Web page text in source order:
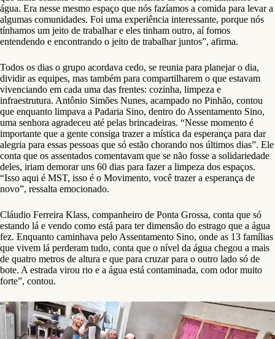
água. Era nesse mesmo espaço que nós fazíamos a comida para levar a
algumas comunidades. Foi uma experiência interessante, porque nós
tínhamos um jeito de trabalhar e eles tinham outro, aí fomos
entendendo e encontrando o jeito de trabalhar juntos”, afirma.
Todos os dias o grupo acordava cedo, se reunia para planejar o dia,
dividir as equipes, mas também para compartilharem o que estavam
vivenciando em cada uma das frentes: cozinha, limpeza e
infraestrutura. Antônio Simões Nunes, acampado no Pinhão, contou
que enquanto limpava a Padaria Sino, dentro do Assentamento Sino,
uma senhora agradeceu até pelas brincadeiras. “Nesse momento é
importante que a gente consiga trazer a mística da esperança para dar
alegria para essas pessoas que só estão chorando nos últimos dias”. Ele
conta que os assentados comentavam que se não fosse a solidariedade
deles, iriam demorar uns 60 dias para fazer a limpeza dos espaços.
“Isso aqui é MST, isso é o Movimento, você trazer a esperança de
novo”, ressalta emocionado.
Cláudio Ferreira Klass, companheiro de Ponta Grossa, conta que só
estando lá e vendo como está para ter dimensão do estrago que a água
fez. Enquanto caminhava pelo Assentamento Sino, onde as 13 famílias
que vivem lá perderam tudo, conta que o nível da água chegou a mais
de quatro metros de altura e que para cruzar para o outro lado só de
bote. A estrada virou rio e a água está contaminada, com odor muito
forte”, contou.